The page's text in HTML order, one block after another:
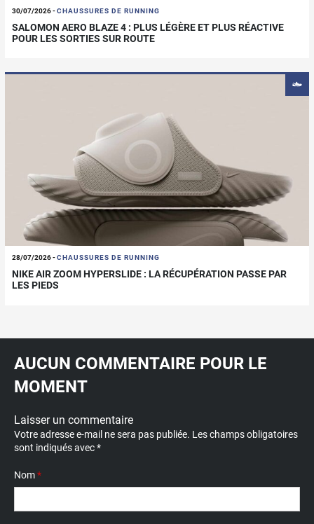
30/07/2026-CHAUSSURES DE RUNNING
SALOMON AERO BLAZE 4 : PLUS LÉGÈRE ET PLUS RÉACTIVE
POUR LES SORTIES SUR ROUTE
28/07/2026-CHAUSSURES DE RUNNING
NIKE AIR ZOOM HYPERSLIDE : LA RÉCUPÉRATION PASSE PAR
LES PIEDS
AUCUN COMMENTAIRE POUR LE
MOMENT
Laisser un commentaire
Votre adresse e-mail ne sera pas publiée. Les champs obligatoires
sont indiqués avec*
Nom*